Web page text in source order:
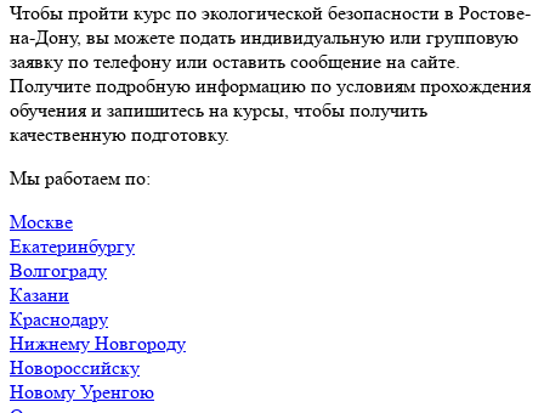
Чтобы пройти курс по экологической безопасности в Ростове-
на-Дону, вы можете подать индивидуальную или групповую
заявку по телефону или оставить сообщение на сайте.
Получите подробную информацию по условиям прохождения
обучения и запишитесь на курсы, чтобы получить
качественную подготовку.
Мы работаем по:
Москве
Екатеринбургу
Волгограду
Казани
Краснодару
Нижнему Новгороду
Новороссийску
Новому Уренгою